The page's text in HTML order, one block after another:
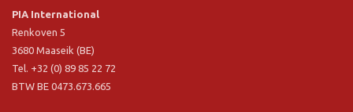
PIA International
Renkoven 5
3680 Maaseik (BE)
Tel. +32 (0) 89 85 22 72
BTW BE 0473.673.665